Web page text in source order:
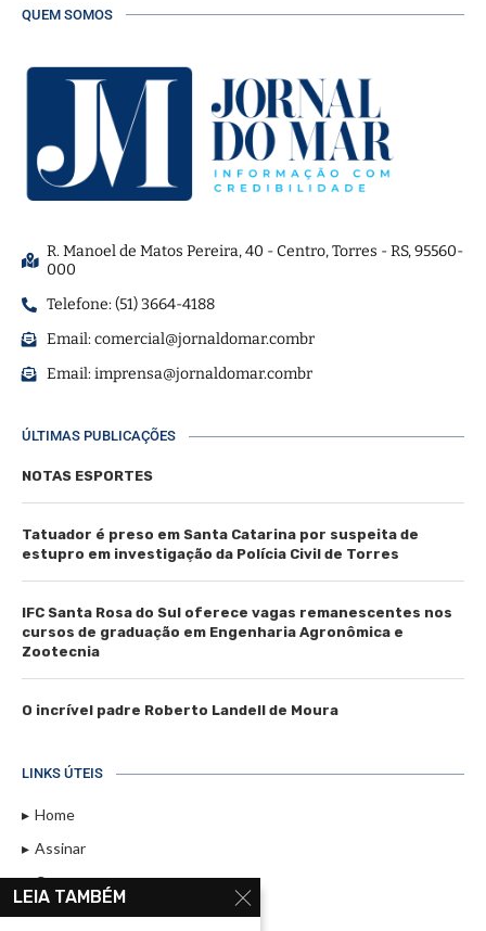
QUEM SOMOS
R. Manoel de Matos Pereira, 40 - Centro, Torres - RS, 95560-
000
Telefone: (51) 3664-4188
Email:comercial@jornaldomar.combr
Email:imprensa@jornaldomar.combr
ÚLTIMAS PUBLICAÇÕES
NOTAS ESPORTES
Tatuador é preso em Santa Catarina por suspeita de
estupro em investigação da Polícia Civil de Torres
IFC Santa Rosa do Sul oferece vagas remanescentes nos
cursos de graduação em Engenharia Agronômica e
Zootecnia
O incrível padre Roberto Landell de Moura
LINKS ÚTEIS
Home
Assinar
Contato
Política de Privacidade
LEIA TAMBÉM